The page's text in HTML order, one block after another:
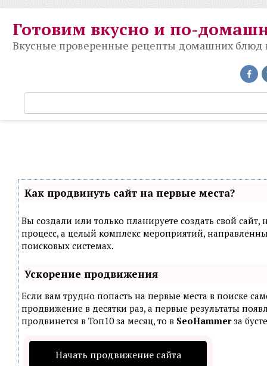
контенту
Готовим вкусно и по-
Вкусные проверенные рецепты домашних блюд
о
Как продвинуть сайт на первые места?
Вы создали или только планируете создать свой
процесс, а целый комплекс мероприятий,
поисковых системах.
Ускорение продвижения
Если вам трудно попасть на первые места в поиске
продвижение в десятки раз, а первые результаты
продвинется в Топ10 за месяц, то в SeoHammerза
Начать продвижение сайта